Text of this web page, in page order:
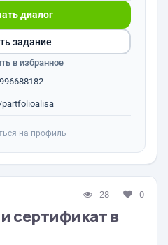
диалог
задание
в избранное
на профиль
28 0
сертификат в